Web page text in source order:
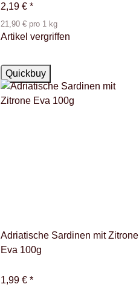
2,19 € *
21,90 € pro 1 kg
Artikel vergriffen
Quickbuy
Auf Lager
Adriatische Sardinen mit Zitrone
Eva 100g
1,99 € *